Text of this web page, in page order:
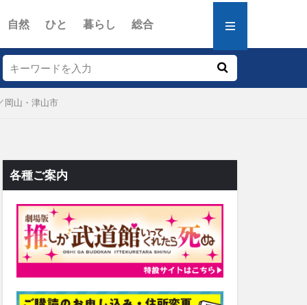
自然 ひと 暮らし 総合
山・津山市
各種ご案内